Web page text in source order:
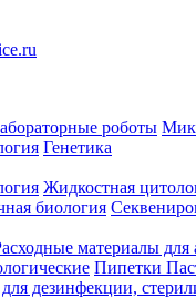
роботы
Генетика
Жидкостная
биология
материалы для
Пипетки
дезинфекции,